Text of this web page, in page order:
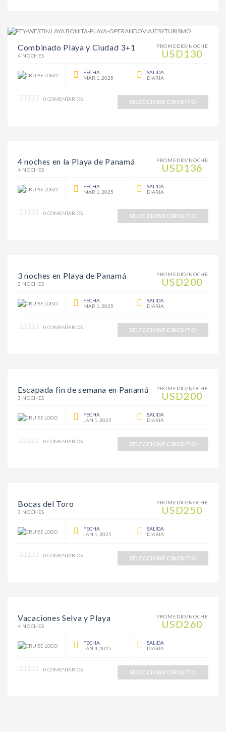
Combinado Playa y Ciudad 3+1
4 NOCHES
PROMEDIO/NOCHE
USD130
FECHA
MAR 1, 2025
SALIDA
DIARIA
0 COMENTARIOS SELECCIONE CIRCUITO
4 noches en la Playa de Panamá
4 NOCHES
PROMEDIO/NOCHE
USD136
FECHA
MAR 1, 2025
SALIDA
DIARIA
0 COMENTARIOS SELECCIONE CIRCUITO
3 noches en Playa de Panamá
3 NOCHES
PROMEDIO/NOCHE
USD200
FECHA
MAR 1, 2025
SALIDA
DIARIA
0 COMENTARIOS SELECCIONE CIRCUITO
Escapada fin de semana en Panamá
3 NOCHES
PROMEDIO/NOCHE
USD200
FECHA
JAN 1, 2025
SALIDA
DIARIA
0 COMENTARIOS SELECCIONE CIRCUITO
Bocas del Toro
3 NOCHES
PROMEDIO/NOCHE
USD250
FECHA
JAN 1, 2025
SALIDA
DIARIA
0 COMENTARIOS SELECCIONE CIRCUITO
Vacaciones Selva y Playa
4 NOCHES
PROMEDIO/NOCHE
USD260
FECHA
JAN 4, 2025
SALIDA
DIARIA
0 COMENTARIOS SELECCIONE CIRCUITO